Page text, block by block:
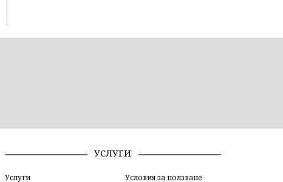
УСЛУГИ
Услуги
Условия за ползване